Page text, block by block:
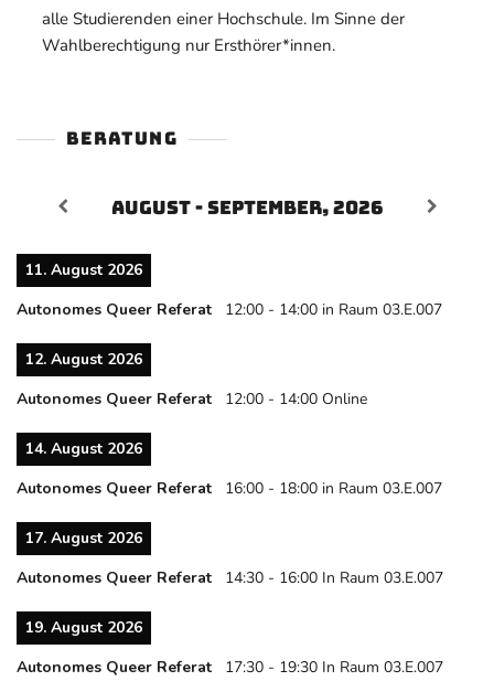
alle Studierenden einer Hochschule. Im Sinne der
Wahlberechtigung nur Ersthörer*innen.
BERATUNG
August - September, 2026
11. August 2026
Autonomes Queer Referat
12:00 - 14:00 in Raum 03.E.007
12. August 2026
Autonomes Queer Referat
12:00 - 14:00 Online
14. August 2026
Autonomes Queer Referat
16:00 - 18:00 in Raum 03.E.007
17. August 2026
Autonomes Queer Referat
14:30 - 16:00 In Raum 03.E.007
19. August 2026
Autonomes Queer Referat
17:30 - 19:30 In Raum 03.E.007